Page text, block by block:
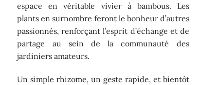
espace en véritable vivier à bambous. Les
plants en surnombre feront le bonheur d’autres
passionnés, renforçant l’esprit d’échange et de
partage au sein de la communauté des
jardiniers amateurs.
Un simple rhizome, un geste rapide, et bientôt